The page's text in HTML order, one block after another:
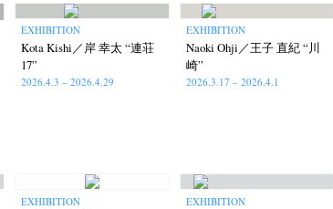
EXHIBITION
Kota Kishi／岸 幸太 “連荘
17”
2026.4.3 – 2026.4.29
EXHIBITION
Naoki Ohji／王子 直紀 “川
崎”
2026.3.17 – 2026.4.1
EXHIBITION EXHIBITION